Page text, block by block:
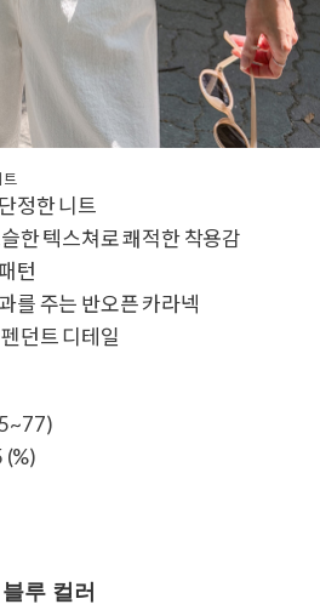
트
정한 니트
한 텍스쳐로 쾌적한 착용감
턴
를 주는 반오픈 카라넥
던트 디테일
(%)
블루 컬러